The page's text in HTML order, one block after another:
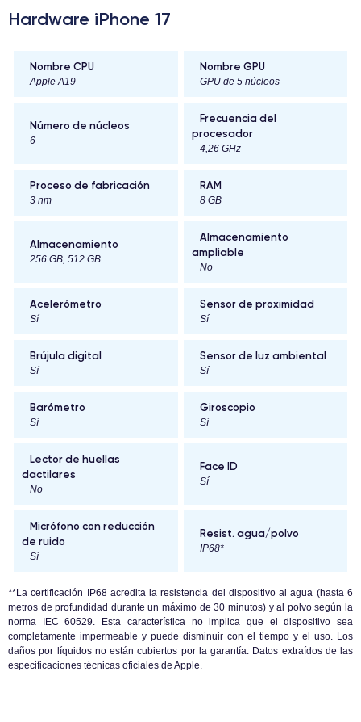
Hardware iPhone 17
Nombre CPU
Apple A19
Nombre GPU
GPU de 5 núcleos
Número de núcleos
6
Frecuencia del
procesador
4,26 GHz
Proceso de fabricación
3 nm
RAM
8 GB
Almacenamiento
256 GB, 512 GB
Almacenamiento
ampliable
No
Acelerómetro
Sí
Sensor de proximidad
Sí
Brújula digital
Sí
Sensor de luz ambiental
Sí
Barómetro
Sí
Giroscopio
Sí
Lector de huellas
dactilares
No
Face ID
Sí
Micrófono con reducción
de ruido
Sí
Resist. agua/polvo
IP68*
**La certificación IP68 acredita la resistencia del dispositivo al agua (hasta 6
metros de profundidad durante un máximo de 30 minutos) y al polvo según la
norma IEC 60529. Esta característica no implica que el dispositivo sea
completamente impermeable y puede disminuir con el tiempo y el uso. Los
daños por líquidos no están cubiertos por la garantía. Datos extraídos de las
especificaciones técnicas oficiales de Apple.